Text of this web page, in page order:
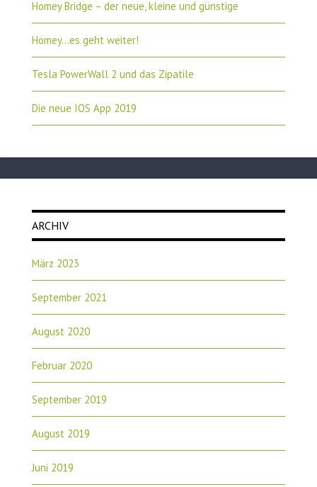
Homey Bridge – der neue, kleine und günstige
Homey…es geht weiter!
Tesla PowerWall 2 und das Zipatile
Die neue IOS App 2019
ARCHIV
März 2023
September 2021
August 2020
Februar 2020
September 2019
August 2019
Juni 2019